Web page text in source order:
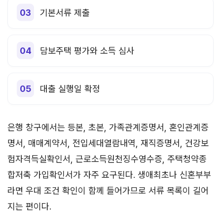
기본서류 제출
담보주택 평가와 소득 심사
대출 실행일 확정
은행 창구에서는 등본, 초본, 가족관계증명서, 혼인관계증
명서, 매매계약서, 전입세대열람내역, 재직증명서, 건강보
험자격득실확인서, 근로소득원천징수영수증, 주택청약종
합저축 가입확인서가 자주 요구된다. 생애최초나 신혼부부
라면 우대 조건 확인이 함께 들어가므로 서류 목록이 길어
지는 편이다.